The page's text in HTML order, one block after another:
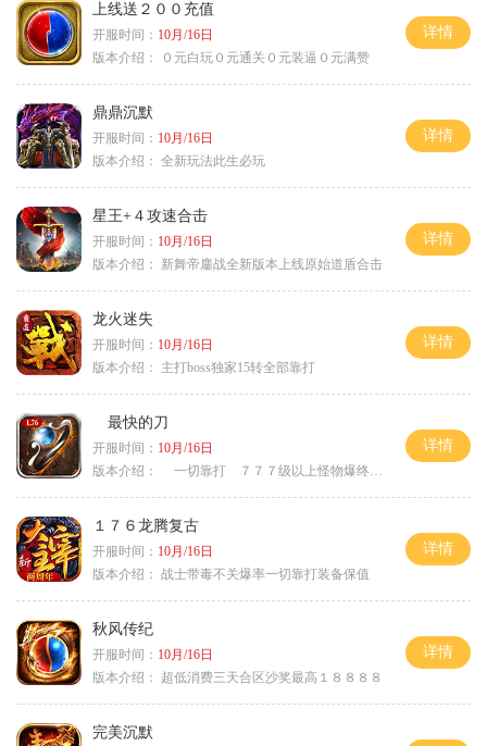
上线送２００充值
开服时间： 10月/16日
版本介绍：
０元白玩０元通关０元装逼０元满赞
详情
鼎鼎沉默
开服时间： 10月/16日
版本介绍： 全新玩法此生必玩
详情
星王+４攻速合击
开服时间： 10月/16日
版本介绍：
新舞帝鏖战全新版本上线原始道盾合击
详情
龙火迷失
开服时间： 10月/16日
版本介绍：
主打boss独家15转全部靠打
详情
最快的刀
开服时间： 10月/16日
版本介绍：
一切靠打 ７７７级以上怪物爆终极
详情
１７６龙腾复古
开服时间： 10月/16日
版本介绍： 战士带毒不关爆率一切靠打装备保值
详情
秋风传纪
开服时间： 10月/16日
版本介绍：
超低消费三天合区沙奖最高１８８８８
详情
完美沉默